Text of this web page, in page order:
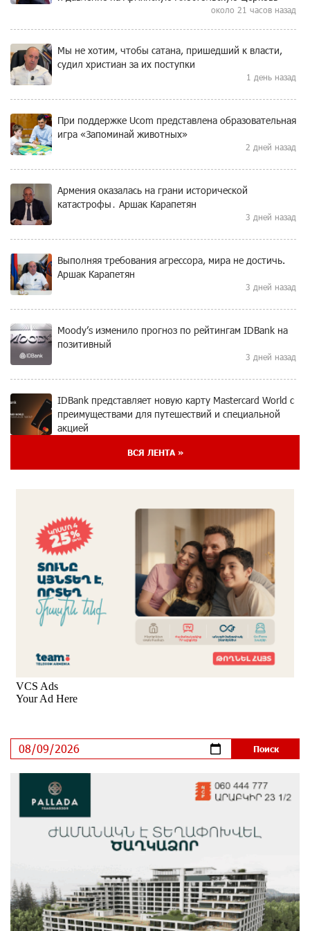
около 21 часов назад
Мы не хотим, чтобы сатана, пришедший к власти,
судил христиан за их поступки
1 день назад
При поддержке Ucom представлена образовательная
игра «Запоминай животных»
2 дней назад
Армения оказалась на грани исторической
катастрофы․ Аршак Карапетян
3 дней назад
Выполняя требования агрессора, мира не достичь.
Аршак Карапетян
3 дней назад
Moody’s изменило прогноз по рейтингам IDBank на
позитивный
3 дней назад
IDBank представляет новую карту Mastercard World с
преимуществами для путешествий и специальной
акцией
солнечной энергии
4 дней назад
Idram и IDBank - рядом со стартапами на Seaside
Startup Summit
5 дней назад
В мобильном приложении Юнибанка теперь можно
зарегистрироваться также с помощью imID
6 дней назад
«Бесплатные бонусы в играх»: IDBank
ЕАЭС со временем будет расширяться. Когда-нибудь
это поймёт и рядовой армянин, но будет уже поздно
9 дней назад
Если Израиль использует тему Геноцида армян
9 дней назад
ВТБ (Армения): вклад «Стабильный» — до 10%
ВСЯ ЛЕНТА »